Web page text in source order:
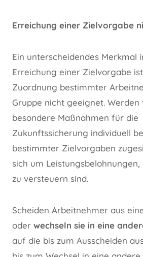
Erreichung einer Zielvorgabe
Ein unterscheidendes Merkmal
Erreichung einer Zielvorgabe
Zuordnung bestimmter
Gruppe nicht geeignet.
besondere Maßnahmen für die
Zukunftssicherung individuell
bestimmter Zielvorgaben
sich um
zu versteuern sind.
Scheiden Arbeitnehmer aus
oder wechseln sie in eine
auf die bis zum Ausscheiden